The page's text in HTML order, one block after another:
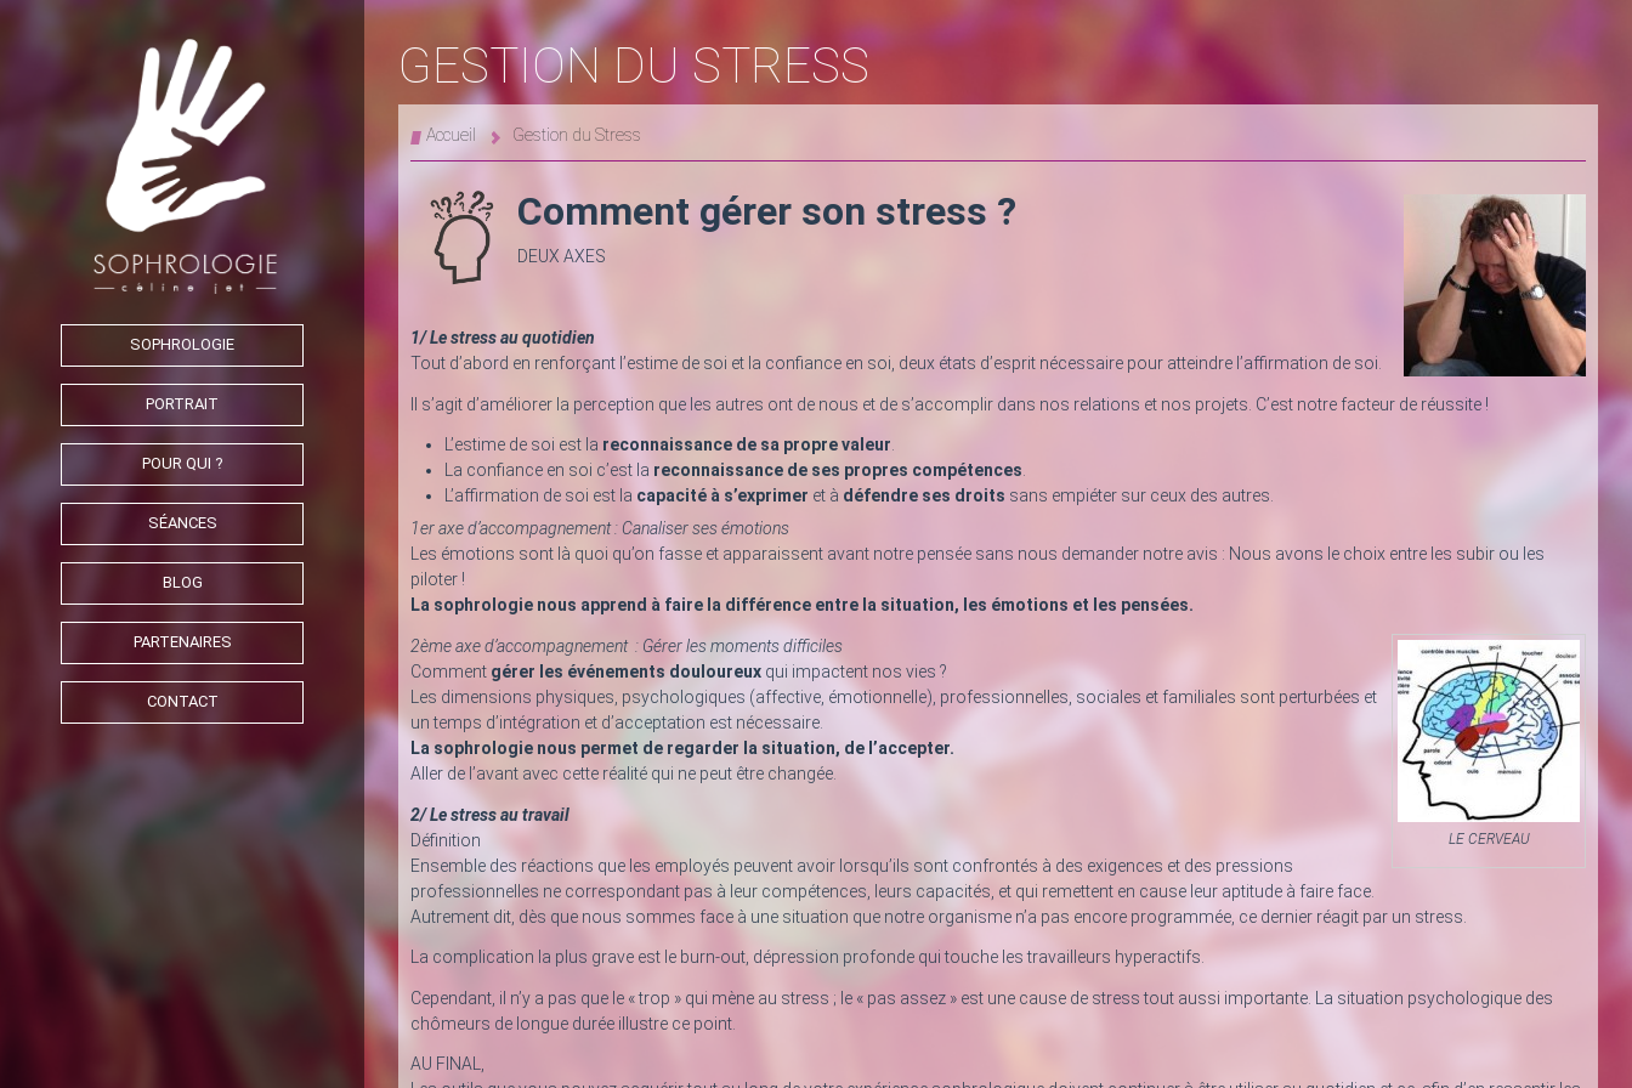
SOPHROLOGIE
PORTRAIT
POUR QUI ?
SÉANCES
BLOG
PARTENAIRES
CONTACT
GESTION DU STRESS
Accueil Gestion du Stress
Comment gérer son stress ?
DEUX AXES
1/ Le stress au quotidien
Tout d’abord en renforçant l’estime de soi et la confiance en soi, deux états d’esprit nécessaire pour atteindre l’affirmation de soi.
Il s’agit d’améliorer la perception que les autres ont de nous et de s’accomplir dans nos relations et nos projets. C’est notre facteur de réussite !
L’estime de soi est la reconnaissance de sa propre valeur.
La confiance en soi c’est la reconnaissance de ses propres compétences.
L’affirmation de soi est la capacité à s’exprimer et à défendre ses droits sans empiéter sur ceux des autres.
1er axe d’accompagnement : Canaliser ses émotions
Les émotions sont là quoi qu’on fasse et apparaissent avant notre pensée sans nous demander notre avis : Nous avons le choix entre les subir ou les
piloter !
La sophrologie nous apprend à faire la différence entre la situation, les émotions et les pensées.
LE CERVEAU
2ème axe d’accompagnement : Gérer les moments difficiles
Comment gérer les événements douloureux qui impactent nos vies ?
Les dimensions physiques, psychologiques (affective, émotionnelle), professionnelles, sociales et familiales sont perturbées et
un temps d’intégration et d’acceptation est nécessaire.
La sophrologie nous permet de regarder la situation, de l’accepter.
Aller de l’avant avec cette réalité qui ne peut être changée.
2/ Le stress au travail
Définition
Ensemble des réactions que les employés peuvent avoir lorsqu’ils sont confrontés à des exigences et des pressions
professionnelles ne correspondant pas à leur compétences, leurs capacités, et qui remettent en cause leur aptitude à faire face.
Autrement dit, dès que nous sommes face à une situation que notre organisme n’a pas encore programmée, ce dernier réagit par un stress.
La complication la plus grave est le burn-out, dépression profonde qui touche les travailleurs hyperactifs.
Cependant, il n’y a pas que le « trop » qui mène au stress ; le « pas assez » est une cause de stress tout aussi importante. La situation psychologique des
chômeurs de longue durée illustre ce point.
AU FINAL,